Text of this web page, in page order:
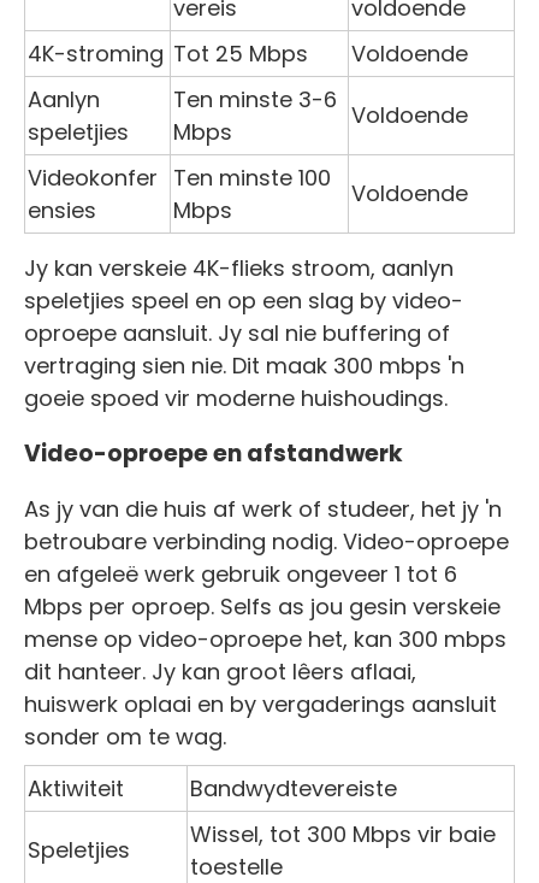
vereis
voldoende
4K-stroming Tot 25 Mbps
Voldoende
Aanlyn
speletjies
Ten minste 3-6
Mbps
Voldoende
Videokonfer
ensies
Ten minste 100
Mbps
Voldoende
Jy kan verskeie 4K-flieks stroom, aanlyn
speletjies speel en op een slag by video-
oproepe aansluit. Jy sal nie buffering of
vertraging sien nie. Dit maak 300 mbps 'n
goeie spoed vir moderne huishoudings.
Video-oproepe en afstandwerk
As jy van die huis af werk of studeer, het jy 'n
betroubare verbinding nodig. Video-oproepe
en afgeleë werk gebruik ongeveer 1 tot 6
Mbps per oproep. Selfs as jou gesin verskeie
mense op video-oproepe het, kan 300 mbps
dit hanteer. Jy kan groot lêers aflaai,
huiswerk oplaai en by vergaderings aansluit
sonder om te wag.
Aktiwiteit
Bandwydtevereiste
Speletjies
Wissel, tot 300 Mbps vir baie
toestelle